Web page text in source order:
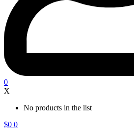
0
X
No products in the list
$0 0